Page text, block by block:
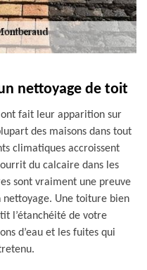
nettoyage de toit
ont fait leur apparition sur
des maisons dans tout
climatiques accroissent
du calcaire dans les
sont vraiment une preuve
Une toiture bien
l’étanchéité de votre
d’eau et les fuites qui